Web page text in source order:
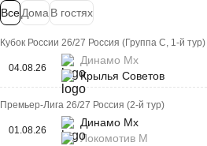
ВсеДома В гостях
Кубок России 26/27 Россия (Группа C, 1-й тур)
04.08.26
Динамо Мх
Крылья Советов
Премьер-Лига 26/27 Россия (2-й тур)
01.08.26
Динамо Мх
Локомотив М